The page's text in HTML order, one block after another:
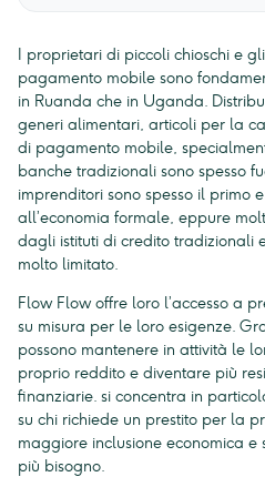
I proprietari di piccoli chioschi e
pagamento mobile sono
in Ruanda che in Uganda.
generi alimentari, articoli per la
di pagamento mobile,
banche tradizionali sono spesso
imprenditori sono spesso il primo
all’economia formale, eppure
dagli istituti di credito tradizionali
molto limitato.
Flow Flow offre loro l’accesso a
su misura per le loro esigenze.
possono mantenere in attività le
proprio reddito e diventare più
finanziarie. si concentra in
su chi richiede un prestito per la
maggiore inclusione economica e
più bisogno.